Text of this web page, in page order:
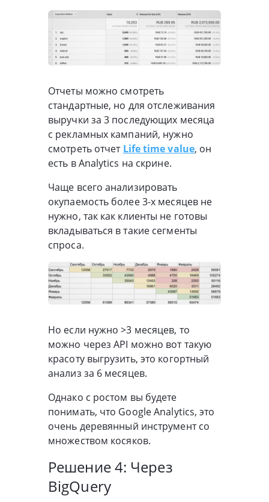
Отчеты можно смотреть
стандартные, но для отслеживания
выручки за 3 последующих месяца
с рекламных кампаний, нужно
смотреть отчет Life time value, он
есть в Analytics на скрине.
Чаще всего анализировать
окупаемость более 3-х месяцев не
нужно, так как клиенты не готовы
вкладываться в такие сегменты
спроса.
Но если нужно >3 месяцев, то
можно через API можно вот такую
красоту выгрузить, это когортный
анализ за 6 месяцев.
Однако с ростом вы будете
понимать, что Google Analytics, это
очень деревянный инструмент со
множеством косяков.
Решение 4: Через
BigQuery